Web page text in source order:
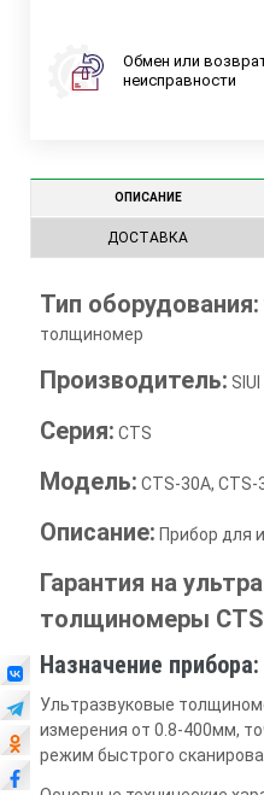
Обмен или
неисправности
ОПИСАНИЕ
ДОСТАВКА
Тип оборудования:
толщиномер
Производитель: SIUI
Серия: CTS
Модель: CTS-30A, CTS-
Описание: Прибор для
Гарантия на
толщиномеры
Назначение прибора:
Ультразвуковые
измерения от 0.8-400мм,
режим быстрого